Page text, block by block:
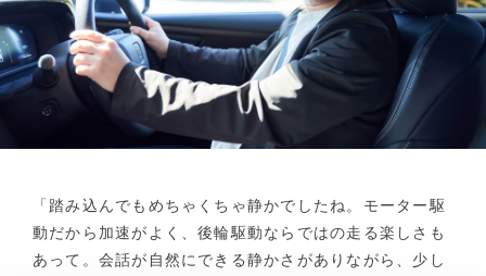
「踏み込んでもめちゃくちゃ静かでしたね。モーター駆
動だから加速がよく、後輪駆動ならではの走る楽しさも
あって。会話が自然にできる静かさがありながら、少し